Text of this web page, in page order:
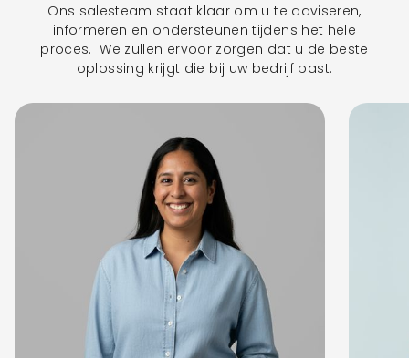
Ons salesteam staat klaar om u te adviseren,
informeren en ondersteunen tijdens het hele
proces. We zullen ervoor zorgen dat u de beste
oplossing krijgt die bij uw bedrijf past.